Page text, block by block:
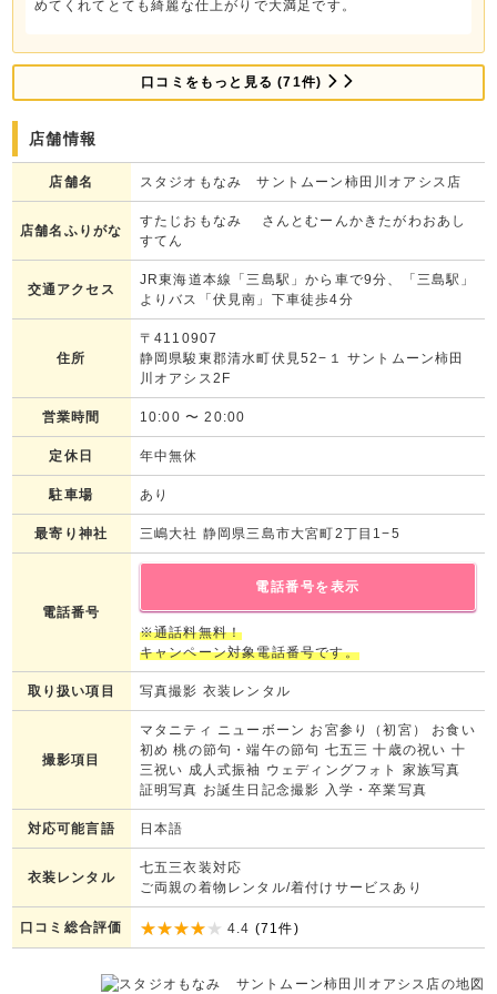
カメラマンがお子様の表情を引き出します♪
可愛らしい笑顔や、普段は見せない表情まで引き出します♡
豊富な衣装！何着でも着替えて撮影OK♪
レス・スーツは何着でもお着替えOK！それぞれの衣装に合ったヘアメ
多彩なスタジオ！和風から洋風まで♪
和の雰囲気あふれる畳のセット、洋館のような真っ白のセット、かっこ
いいレンガ壁のセットなど、映えること間違いなしのスタジオセットが
【七五三の撮影はいつから？】
七五三の参拝日は11月15日が一般的と言われていますが、混雑を避け
たい場合や、お休みの都合上、日をずらして参拝される方も多くいらっ
もなみでは、お客様にご安心して撮影していただくため、早めの時期か
今しか撮れない思い出のお写真を、もなみにお任せ下さい。
【もなみのお得な七五三撮影プラ
ン】
当日はお時間に余裕を持って参拝したい方、おじい様・おばあ様とゆっ
くり過ごされたい方にオススメです。
2.秋のお出掛け着物レンタル
お休みがなかなかとれないパパ・ママや、思い出の時間を1日たっぷり
過ごされたいご家族にオススメのプランです。
【1.前撮りプラン】七五三前撮り7大
特典付き！
・撮影料3,300円→0円
・ご家族撮影料→0円
・多ポーズ撮影→0円
・【アルバムご購入の方対象】お買い上げ写真の画像収録CD-Rプレゼ
ント！
・【平日撮影対象】撮影時の衣装 何着来てもOK！
・ヘアチェンジOK！※別途2,200円（税込）※日本髪は5,500円（税
めてくれてとても綺麗な仕上がりで大満足です。
口コミをもっと見る (71件)
店舗情報
店舗名 スタジオもなみ サントムーン柿田川オアシス店
店舗名ふりがな
すたじおもなみ さんとむーんかきたがわおあし
すてん
交通アクセス
JR東海道本線「三島駅」から車で9分、「三島駅」
よりバス「伏見南」下車徒歩4分
住所
〒4110907
静岡県駿東郡清水町伏見52−１ サントムーン柿田
川オアシス2F
営業時間 10:00 〜20:00
定休日 年中無休
駐車場 あり
最寄り神社 三嶋大社 静岡県三島市大宮町2丁目1−5
電話番号
電話番号を表示
※通話料無料！
キャンペーン対象電話番号です。
取り扱い項目 写真撮影 衣装レンタル
撮影項目
マタニティ ニューボーン お宮参り（初宮） お食い
初め 桃の節句・端午の節句 七五三 十歳の祝い 十
三祝い 成人式振袖 ウェディングフォト 家族写真
証明写真 お誕生日記念撮影 入学・卒業写真
対応可能言語 日本語
衣装レンタル
七五三衣装対応
ご両親の着物レンタル/着付けサービスあり
口コミ総合評価 4.4 (71件)